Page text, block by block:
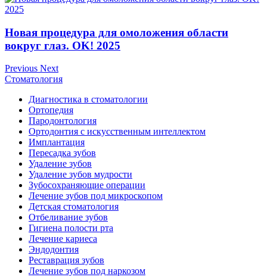
Новая процедура для омоложения области
вокруг глаз. OK! 2025
Previous Next
Стоматология
Диагностика в стоматологии
Ортопедия
Пародонтология
Ортодонтия с искусственным интеллектом
Имплантация
Пересадка зубов
Удаление зубов
Удаление зубов мудрости
Зубосохраняющие операции
Лечение зубов под микроскопом
Детская стоматология
Отбеливание зубов
Гигиена полости рта
Лечение кариеса
Эндодонтия
Реставрация зубов
Лечение зубов под наркозом